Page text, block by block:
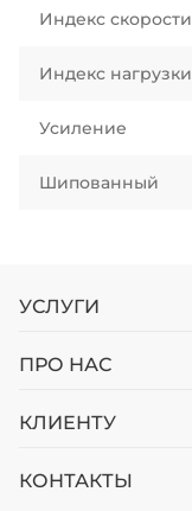
Индекс скорости
Индекс нагрузки
Усиление
Шипованный
УСЛУГИ
ПРО НАС
КЛИЕНТУ
КОНТАКТЫ